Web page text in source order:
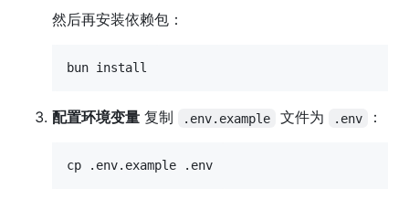
然后再安装依赖包：
bun install
配置环境变量 复制 .env.example 文件为 .env ：
cp .env.example .env